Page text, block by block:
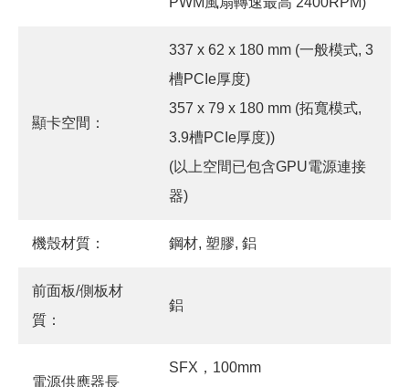
顯卡空間：
337 x 62 x 180 mm (一般模式, 3
槽PCIe厚度)
357 x 79 x 180 mm (拓寬模式,
3.9槽PCIe厚度))
(以上空間已包含GPU電源連接
器)
機殼材質： 鋼材, 塑膠, 鋁
前面板/側板材
質：
鋁
電源供應器長
SFX，100mm